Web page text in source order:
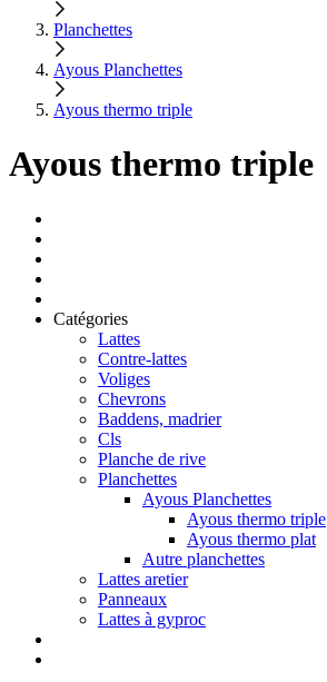
Planchettes
Ayous Planchettes
Ayous thermo triple
Ayous thermo triple
Catégories
Lattes
Contre-lattes
Voliges
Chevrons
Baddens, madrier
Cls
Planche de rive
Planchettes
Ayous Planchettes
Ayous thermo triple
Ayous thermo plat
Autre planchettes
Lattes aretier
Panneaux
Lattes à gyproc